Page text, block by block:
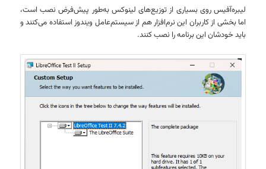
لیبره‌آفیس روی بسیاری از توزیع‌های لینوکس به‌طور پیش‌فرض نصب است،
اما بخشی از کاربران این نرم‌افزار هم از سیستم‌عامل ویندوز استفاده می‌کنند و
باید خودشان این برنامه را نصب کنند.